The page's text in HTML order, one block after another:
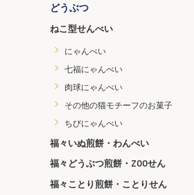
どうぶつ
ねこ型せんべい
にゃんべい
七福にゃんべい
肉球にゃんべい
その他の猫モチーフのお菓子
ちびにゃんべい
福々いぬ煎餅・わんべい
福々どうぶつ煎餅・ZOOせん
福々ことり煎餅・ことりせん